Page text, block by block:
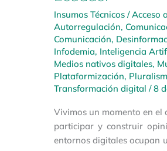
Insumos Técnicos /Acceso
Autorregulación,
Comunicación,
Infodemia, Inteligencia
Medios nativos digitales,
Plataformización,
Transformación digital /8
Vivimos un momento en el
participar y construir
entornos digitales ocupan